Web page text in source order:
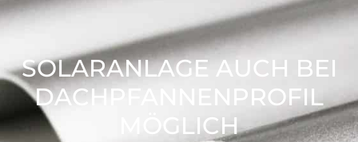
SOLARANLAGE AUCH BEI
DACHPFANNENPROFIL
MÖGLICH